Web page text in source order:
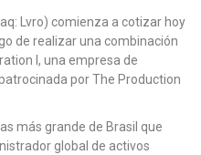
Lvro) comienza a cotizar hoy
de realizar una combinación
I, una empresa de
por The Production
más grande de Brasil que
global de activos